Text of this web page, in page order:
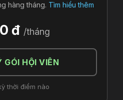
hàng tháng. Tìm hiểu thêm
đ /tháng
GÓI HỘI VIÊN
thời điểm nào